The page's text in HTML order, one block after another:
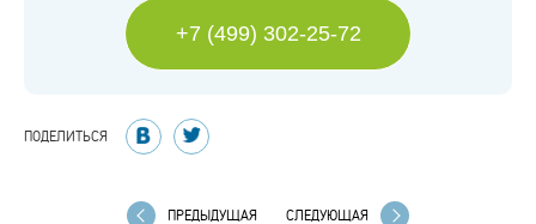
+7 (499) 302-25-72
ПОДЕЛИТЬСЯ
ПРЕДЫДУЩАЯ СЛЕДУЮЩАЯ